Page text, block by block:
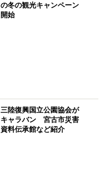
の冬の観光キャンペーン
開始
三陸復興国立公園協会が
キャラバン 宮古市災害
資料伝承館など紹介